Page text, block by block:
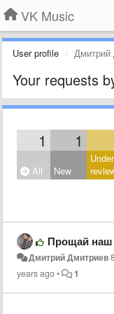
VK Music
User profile Дмитрий
Your requests
1 1
All New
Under
Прощай наш верный
Дмитрий Дмитриев
years ago• 1